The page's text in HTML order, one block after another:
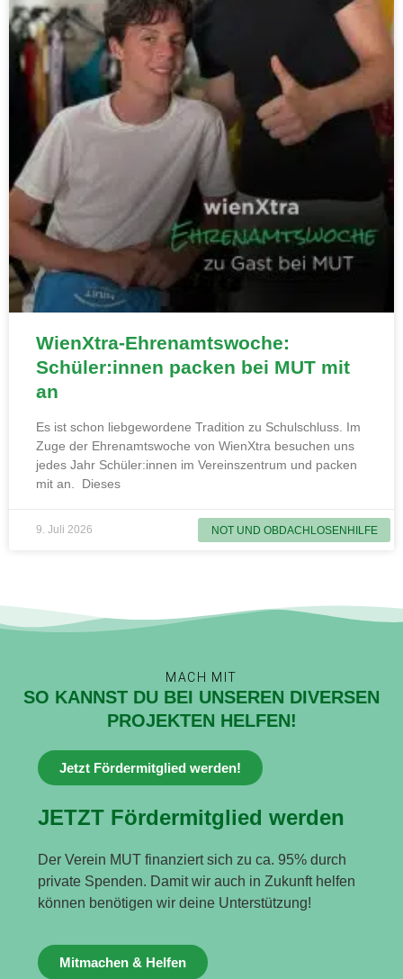
NOT UND OBDACHLOSENHILFE
WienXtra-Ehrenamtswoche:
Schüler:innen packen bei MUT mit
an
Es ist schon liebgewordene Tradition zu Schulschluss. Im
Zuge der Ehrenamtswoche von WienXtra besuchen uns
jedes Jahr Schüler:innen im Vereinszentrum und packen
mit an. Dieses
9. Juli 2026
MACH MIT
SO KANNST DU BEI UNSEREN DIVERSEN
PROJEKTEN HELFEN!
Jetzt Fördermitglied werden!
JETZT Fördermitglied werden
Der Verein MUT finanziert sich zu ca. 95% durch
private Spenden. Damit wir auch in Zukunft helfen
können benötigen wir deine Unterstützung!
Mitmachen & Helfen